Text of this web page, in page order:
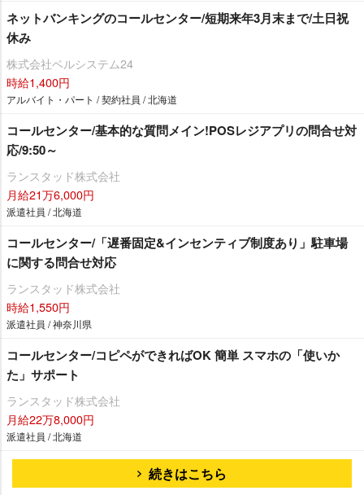
ネットバンキングのコールセンター/短期来年3月末まで/土日祝
休み
株式会社ベルシステム24
時給1,400円
アルバイト・パート / 契約社員 / 北海道
コールセンター/基本的な質問メイン!POSレジアプリの問合せ対
応/9:50～
ランスタッド株式会社
月給21万6,000円
派遣社員 / 北海道
コールセンター/「遅番固定&インセンティブ制度あり」駐車場
に関する問合せ対応
ランスタッド株式会社
時給1,550円
派遣社員 / 神奈川県
コールセンター/コピペができればOK 簡単 スマホの「使いか
た」サポート
ランスタッド株式会社
月給22万8,000円
派遣社員 / 北海道
続きはこちら